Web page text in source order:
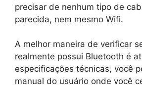
precisar de nenhum tipo de
parecida, nem mesmo Wifi.
A melhor maneira de verificar
realmente possui Bluetooth é
especificações técnicas, você
manual do usuário onde você